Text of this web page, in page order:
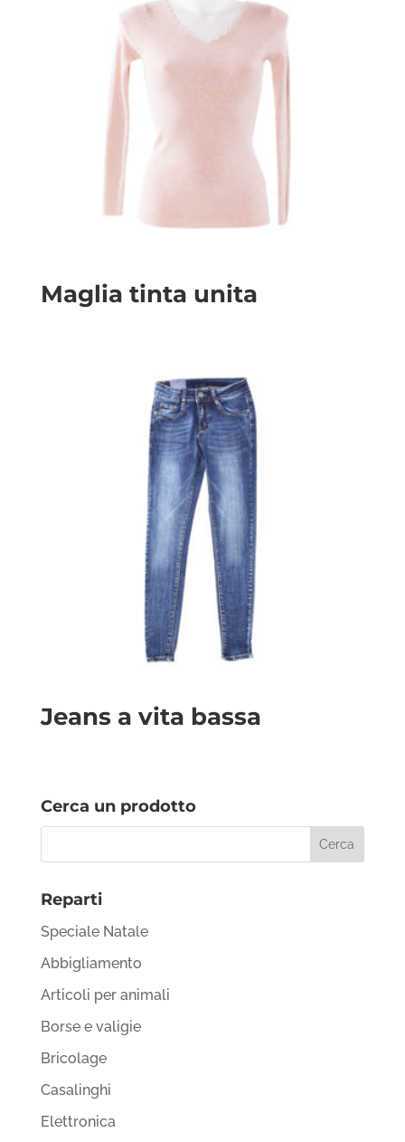
Maglia tinta unita
Jeans a vita bassa
Cerca un prodotto
Reparti
Speciale Natale
Abbigliamento
Articoli per animali
Borse e valigie
Bricolage
Casalinghi
Elettronica